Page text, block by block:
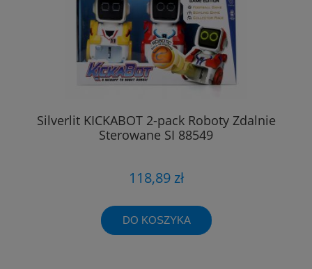
Silverlit KICKABOT 2-pack Roboty Zdalnie
Sterowane SI 88549
118,89 zł
DO KOSZYKA